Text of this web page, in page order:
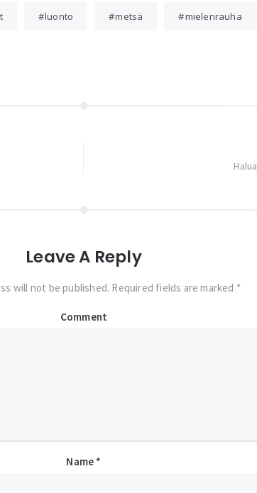
luonto metsä mielenrauha
Leave A Reply
will not be published. Required fields are marked *
Comment
Name *